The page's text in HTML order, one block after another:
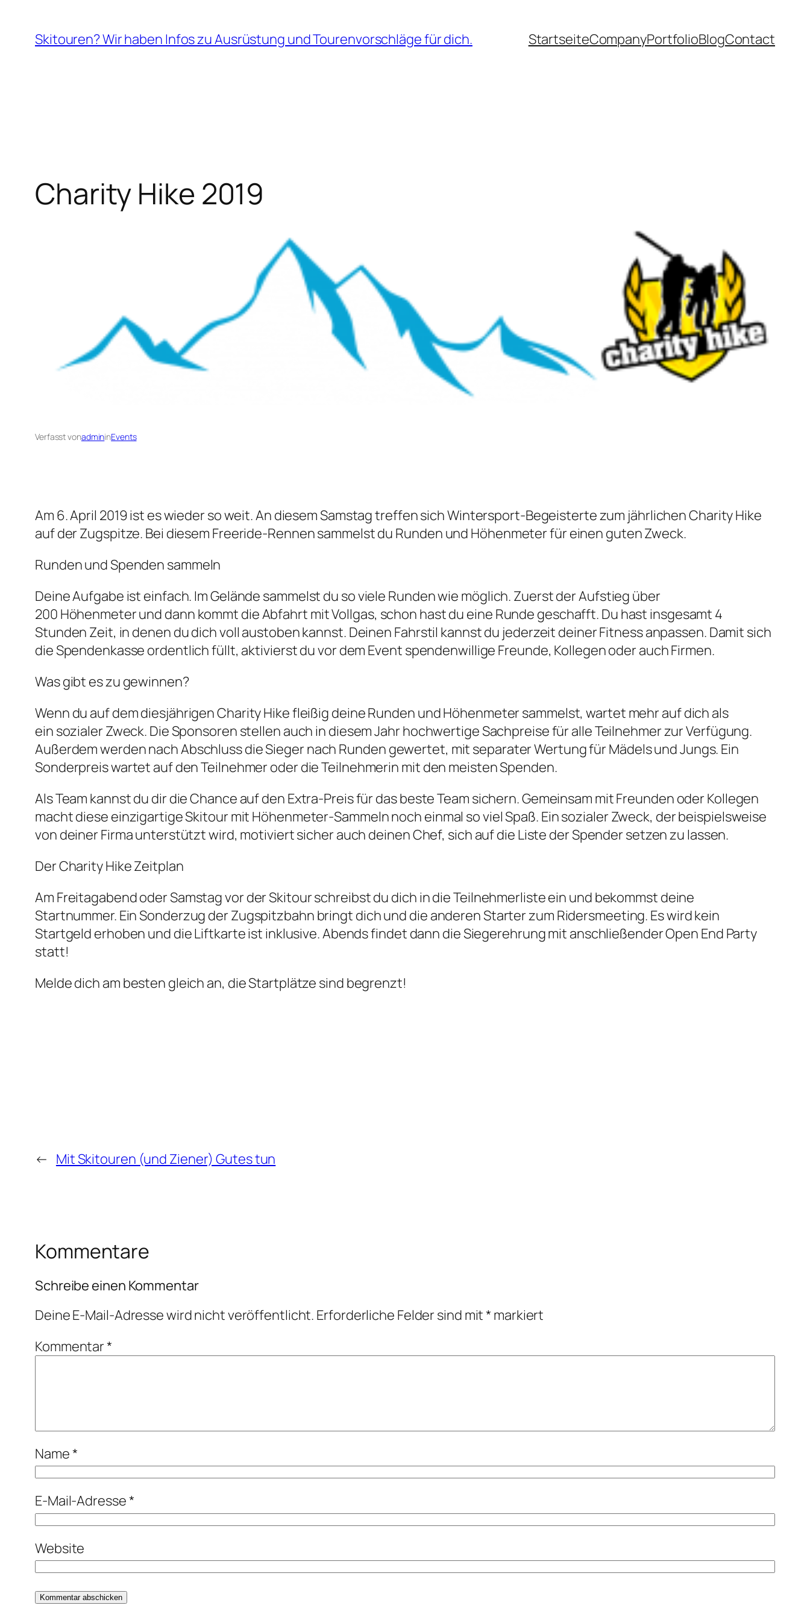
Inhalt
springen
Skitouren? Wir haben Infos zu Ausrüstung und Tourenvorschläge für dich. StartseiteCompanyPortfolioBlogContact
Charity Hike 2019
Verfasst vonadmininEvents
Am 6. April 2019 ist es wieder so weit. An diesem Samstag treffen sich Wintersport-Begeisterte zum jährlichen Charity Hike
auf der Zugspitze. Bei diesem Freeride-Rennen sammelst du Runden und Höhenmeter für einen guten Zweck.
Runden und Spenden sammeln
Deine Aufgabe ist einfach. Im Gelände sammelst du so viele Runden wie möglich. Zuerst der Aufstieg über
200 Höhenmeter und dann kommt die Abfahrt mit Vollgas, schon hast du eine Runde geschafft. Du hast insgesamt 4
Stunden Zeit, in denen du dich voll austoben kannst. Deinen Fahrstil kannst du jederzeit deiner Fitness anpassen. Damit sich
die Spendenkasse ordentlich füllt, aktivierst du vor dem Event spendenwillige Freunde, Kollegen oder auch Firmen.
Was gibt es zu gewinnen?
Wenn du auf dem diesjährigen Charity Hike fleißig deine Runden und Höhenmeter sammelst, wartet mehr auf dich als
ein sozialer Zweck. Die Sponsoren stellen auch in diesem Jahr hochwertige Sachpreise für alle Teilnehmer zur Verfügung.
Außerdem werden nach Abschluss die Sieger nach Runden gewertet, mit separater Wertung für Mädels und Jungs. Ein
Sonderpreis wartet auf den Teilnehmer oder die Teilnehmerin mit den meisten Spenden.
Als Team kannst du dir die Chance auf den Extra-Preis für das beste Team sichern. Gemeinsam mit Freunden oder Kollegen
macht diese einzigartige Skitour mit Höhenmeter-Sammeln noch einmal so viel Spaß. Ein sozialer Zweck, der beispielsweise
von deiner Firma unterstützt wird, motiviert sicher auch deinen Chef, sich auf die Liste der Spender setzen zu lassen.
Der Charity Hike Zeitplan
Am Freitagabend oder Samstag vor der Skitour schreibst du dich in die Teilnehmerliste ein und bekommst deine
Startnummer. Ein Sonderzug der Zugspitzbahn bringt dich und die anderen Starter zum Ridersmeeting. Es wird kein
Startgeld erhoben und die Liftkarte ist inklusive. Abends findet dann die Siegerehrung mit anschließender Open End Party
statt!
Melde dich am besten gleich an, die Startplätze sind begrenzt!
← Mit Skitouren (und Ziener) Gutes tun
Kommentare
Schreibe einen Kommentar
Deine E-Mail-Adresse wird nicht veröffentlicht. Erforderliche Felder sind mit* markiert
Kommentar*
Name*
E-Mail-Adresse*
Website